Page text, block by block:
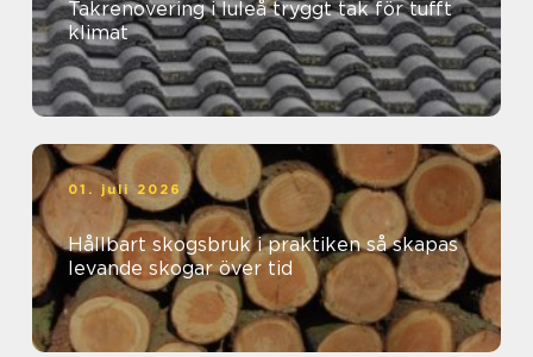
Takrenovering i luleå tryggt tak för tufft
klimat
01. juli 2026
Hållbart skogsbruk i praktiken så skapas
levande skogar över tid